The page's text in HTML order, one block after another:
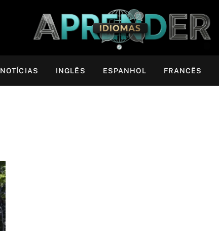
NOTÍCIAS INGLÊS ESPANHOL FRANCÊS